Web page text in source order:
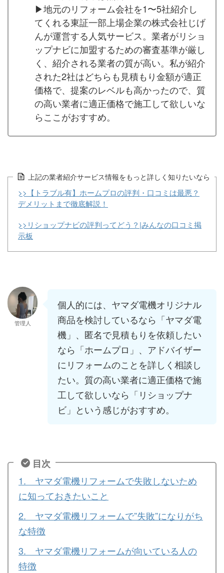
▶︎地元のリフォーム会社を1〜5社紹介し
てくれる東証一部上場企業の株式会社じげ
んが運営する人気サービス。業者がリショ
ップナビに加盟するための審査基準が厳し
く、紹介される業者の質が高い。私が紹介
された2社はどちらも見積もり金額が適正
価格で、提案のレベルも高かったので、質
の高い業者に適正価格で施工して欲しいな
らここがおすすめ。
上記の業者紹介サービス情報をもっと詳しく知りたいなら
>>【トラブル有】ホームプロの評判・口コミは最悪？
デメリットまで徹底解説！
>>リショップナビの評判ってどう？|みんなの口コミ掲
示板
管理人
個人的には、ヤマダ電機オリジナル
商品を検討しているなら「ヤマダ電
機」、匿名で見積もりを依頼したい
なら「ホームプロ」、アドバイザー
にリフォームのことを詳しく相談し
たい。質の高い業者に適正価格で施
工して欲しいなら「リショップナ
ビ」という感じがおすすめ。
目次
1. ヤマダ電機リフォームで失敗しないため
に知っておきたいこと
2. ヤマダ電機リフォームで”失敗”になりがち
な特徴
3. ヤマダ電機リフォームが向いている人の
特徴